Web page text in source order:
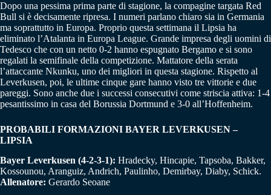
Dopo una pessima prima parte di stagione, la compagine targata Red
Bull si è decisamente ripresa. I numeri parlano chiaro sia in Germania
ma soprattutto in Europa. Proprio questa settimana il Lipsia ha
eliminato l’Atalanta in Europa League. Grande impresa degli uomini di
Tedesco che con un netto 0-2 hanno espugnato Bergamo e si sono
regalati la semifinale della competizione. Mattatore della serata
l’attaccante Nkunku, uno dei migliori in questa stagione. Rispetto al
Leverkusen, poi, le ultime cinque gare hanno visto tre vittorie e due
pareggi. Sono anche due i successi consecutivi come striscia attiva: 1-4
pesantissimo in casa del Borussia Dortmund e 3-0 all’Hoffenheim.
PROBABILI FORMAZIONI BAYER LEVERKUSEN –
LIPSIA
Bayer Leverkusen (4-2-3-1): Hradecky, Hincapie, Tapsoba, Bakker,
Kossounou, Aranguiz, Andrich, Paulinho, Demirbay, Diaby, Schick.
Allenatore: Gerardo Seoane